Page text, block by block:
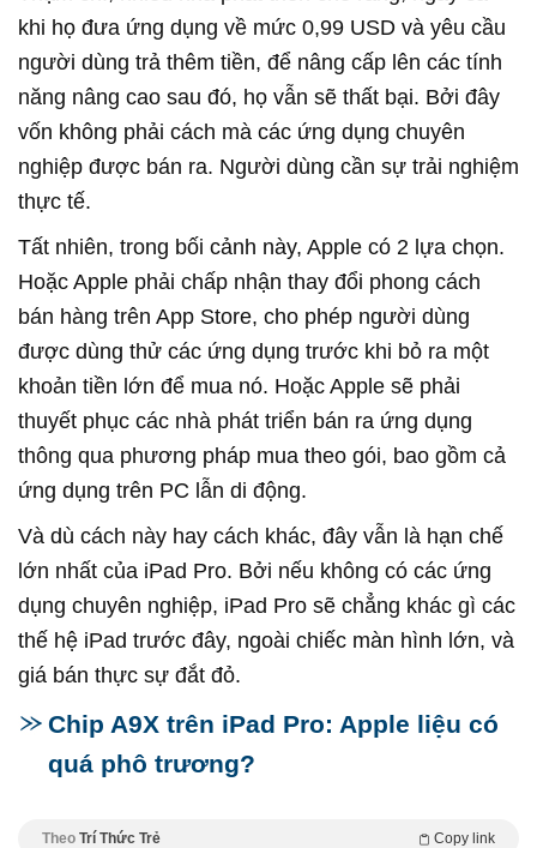
khi họ đưa ứng dụng về mức 0,99 USD và yêu cầu
người dùng trả thêm tiền, để nâng cấp lên các tính
năng nâng cao sau đó, họ vẫn sẽ thất bại. Bởi đây
vốn không phải cách mà các ứng dụng chuyên
nghiệp được bán ra. Người dùng cần sự trải nghiệm
thực tế.
Tất nhiên, trong bối cảnh này, Apple có 2 lựa chọn.
Hoặc Apple phải chấp nhận thay đổi phong cách
bán hàng trên App Store, cho phép người dùng
được dùng thử các ứng dụng trước khi bỏ ra một
khoản tiền lớn để mua nó. Hoặc Apple sẽ phải
thuyết phục các nhà phát triển bán ra ứng dụng
thông qua phương pháp mua theo gói, bao gồm cả
ứng dụng trên PC lẫn di động.
Và dù cách này hay cách khác, đây vẫn là hạn chế
lớn nhất của iPad Pro. Bởi nếu không có các ứng
dụng chuyên nghiệp, iPad Pro sẽ chẳng khác gì các
thế hệ iPad trước đây, ngoài chiếc màn hình lớn, và
giá bán thực sự đắt đỏ.
Chip A9X trên iPad Pro: Apple liệu có
quá phô trương?
Theo Trí Thức Trẻ Copy link